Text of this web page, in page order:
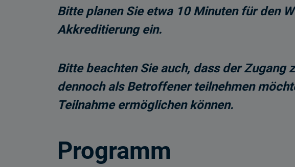
Bitte planen Sie etwa 10 Minuten für den
Akkreditierung ein.
Bitte beachten Sie auch, dass der
dennoch als Betroffener teilnehmen
Teilnahme ermöglichen können.
Programm